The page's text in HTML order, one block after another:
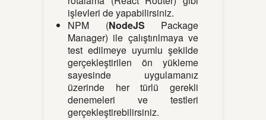
işlevleri de yapabilirsiniz.
NPM (NodeJS Package
Manager) ile çalıştırılmaya ve
test edilmeye uyumlu şekilde
gerçekleştirilen ön yükleme
sayesinde uygulamanız
üzerinde her türlü gerekli
denemeleri ve testleri
gerçekleştirebilirsiniz.